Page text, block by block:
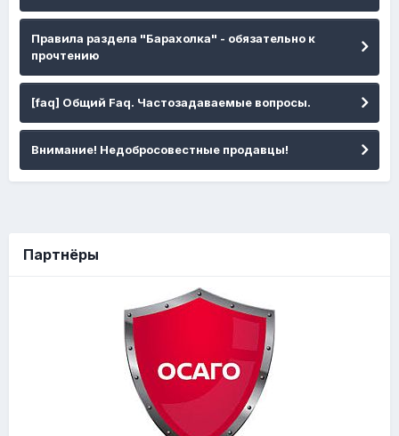
Правила раздела "Барахолка" - обязательно к
прочтению
[faq] Общий Faq. Частозадаваемые вопросы.
Внимание! Недобросовестные продавцы!
Партнёры